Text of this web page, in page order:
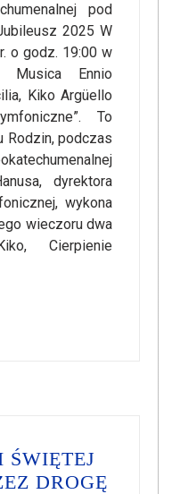
pod
2025 W
o godz. 19:00 w
Musica Ennio
Kiko Argüello
To
Rodzin, podczas
dyrektora
wykona
wieczoru dwa
Cierpienie
DROGĘ